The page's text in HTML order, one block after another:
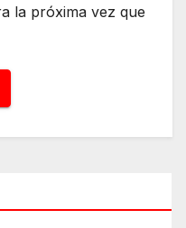
la próxima vez que